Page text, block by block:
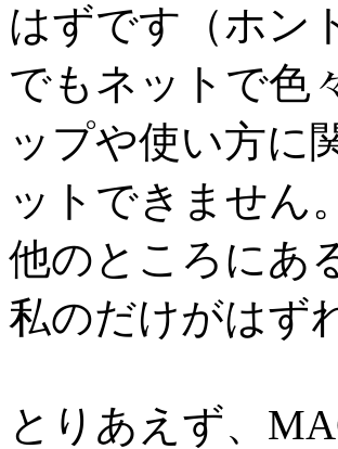
はずです（ホン
でもネットで色
ップや使い方に
ットできません。
他のところにあ
私のだけがはず
とりあえず、